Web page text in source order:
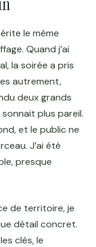
le même
Quand j’ai
la soirée a pris
autrement,
deux grands
plus pareil.
et le public ne
J’ai été
presque
de territoire, je
détail concret.
clés, le